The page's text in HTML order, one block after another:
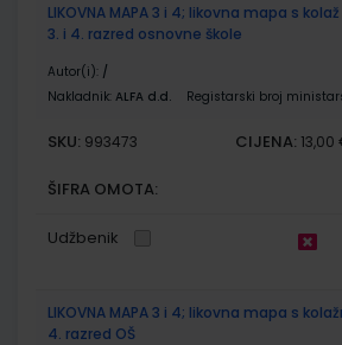
LIKOVNA MAPA 3 i 4; likovna mapa s
3. i 4. razred osnovne škole
Autor(i): /
Nakladnik: ALFA d.d. Registarski broj
SKU: 993473 CIJENA: 13,00
ŠIFRA OMOTA:
Udžbenik
LIKOVNA MAPA 3 i 4; likovna mapa s
4. razred OŠ